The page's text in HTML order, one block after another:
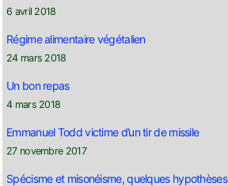
6 avril 2018
Régime alimentaire végétalien
24 mars 2018
Un bon repas
4 mars 2018
Emmanuel Todd victime d’un tir de missile
27 novembre 2017
Spécisme et misonéisme, quelques hypothèses